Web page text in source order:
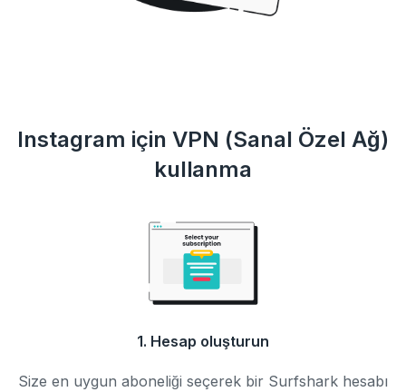
Instagram için VPN (Sanal Özel Ağ)
kullanma
1. Hesap oluşturun
Size en uygun aboneliği seçerek bir Surfshark hesabı